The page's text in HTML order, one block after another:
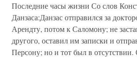
Последние часы жизни Со слов
Данзаса:Данзас отправился за
Арендту, потом к Саломону; не
другого, оставил им записки и
Персону; но и тот был в отсутствии.